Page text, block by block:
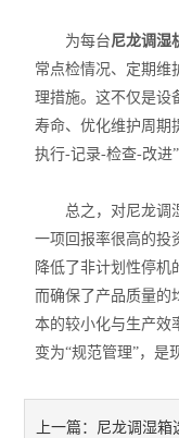
为每台尼龙调湿
常点检情况、定期维
理措施。这不仅是设
寿命、优化维护周期
执行-记录-检查-改进
总之，对尼龙调湿
一项回报率很高的投
降低了非计划性停机
而确保了产品质量的
本的较小化与生产效
变为“规范管理”，是
上一篇： 尼龙调湿箱